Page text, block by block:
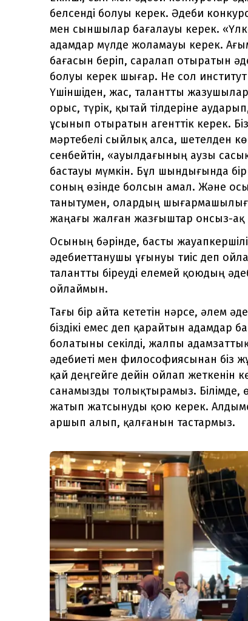
белсенді болуы керек. Әдеби
мен сыншылар бағалауы керек.
адамдар мүлде жоламауы керек.
бағасын беріп, саралап отыратын
болуы керек шығар. Не сол
Үшіншіден, жас, талантты
орыс, түрік, қытай тілдеріне
ұсынып отыратын агенттік керек.
мәртебелі сыйлық алса, шетелден
сенбейтін, «ауылдағының аузы
бастауы мүмкін. Бұл шындығында
соның өзінде болсын амал. Және осы
танытумен, олардың
жаңағы жалған жазғыштар онсыз-
Осының бәрінде, басты
әдебиеттанушы ұғынуы тиіс деп
талантты біреуді елемей қоюдың
ойлаймын.
Тағы бір айта кететін нәрсе, әлем
біздікі емес деп қарайтын адамдар
болатыны секілді, жалпы
әдебиеті мен философиясынан біз
қай деңгейге дейін ойлап жеткенін
санамызды толықтырамыз.
жатып жатсынуды қою керек.
аршып алып, қалғанын тастармыз.